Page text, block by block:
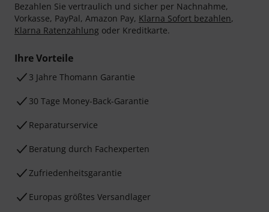
Bezahlen Sie vertraulich und sicher per Nachnahme,
Vorkasse, PayPal, Amazon Pay, Klarna Sofort bezahlen,
Klarna Ratenzahlung oder Kreditkarte.
Ihre Vorteile
3 Jahre Thomann Garantie
30 Tage Money-Back-Garantie
Reparaturservice
Beratung durch Fachexperten
Zufriedenheitsgarantie
Europas größtes Versandlager